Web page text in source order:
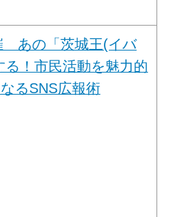
あの「茨城王(イバ
る！市民活動を魅力的
るSNS広報術